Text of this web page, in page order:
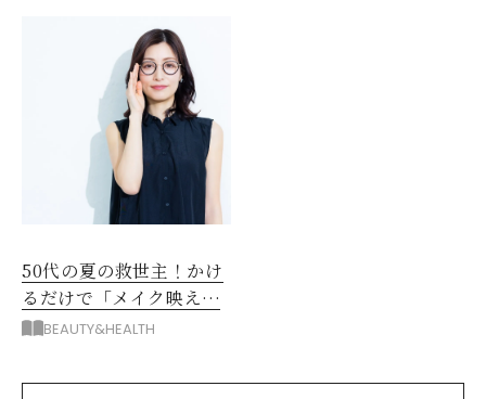
50代の夏の救世主！かけ
るだけで「メイク映え」
する眼鏡
BEAUTY&HEALTH